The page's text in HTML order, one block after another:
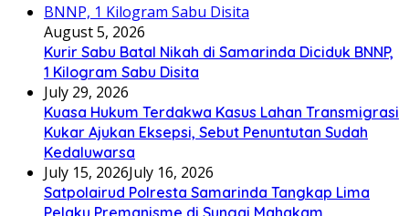
August 5, 2026
Kurir Sabu Batal Nikah di Samarinda Diciduk BNNP,
1 Kilogram Sabu Disita
July 29, 2026
Kuasa Hukum Terdakwa Kasus Lahan Transmigrasi
Kukar Ajukan Eksepsi, Sebut Penuntutan Sudah
Kedaluwarsa
July 15, 2026July 16, 2026
Satpolairud Polresta Samarinda Tangkap Lima
Pelaku Premanisme di Sungai Mahakam